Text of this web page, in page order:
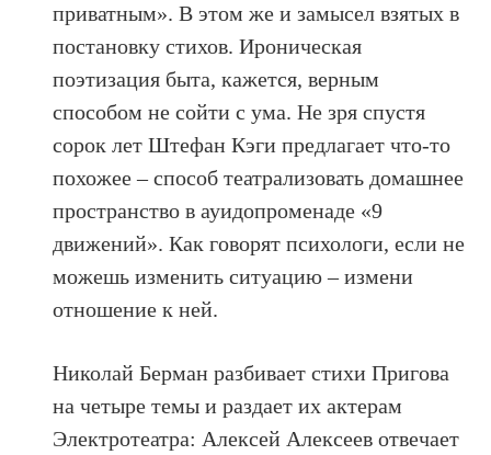
приватным». В этом же и замысел взятых в
постановку стихов. Ироническая
поэтизация быта, кажется, верным
способом не сойти с ума. Не зря спустя
сорок лет Штефан Кэги предлагает что-то
похожее – способ театрализовать домашнее
пространство в ауидопроменаде «9
движений». Как говорят психологи, если не
можешь изменить ситуацию – измени
отношение к ней.
Николай Берман разбивает стихи Пригова
на четыре темы и раздает их актерам
Электротеатра: Алексей Алексеев отвечает